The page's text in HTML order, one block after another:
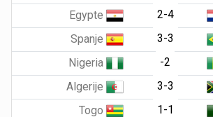
Egypte
2-4
Spanje
3-3
Nigeria
-2
Algerije
3-3
Togo
1-1